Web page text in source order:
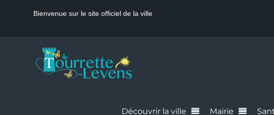
Bienvenue sur le site officiel de la ville
Découvrir la ville Mairie